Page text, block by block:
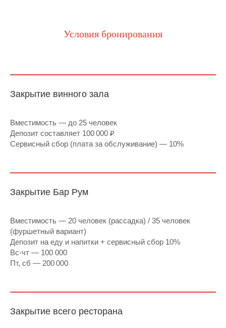
Условия бронирования
Закрытие винного зала
Вместимость — до 25 человек
Депозит составляет 100 000 ₽
Сервисный сбор (плата за обслуживание) — 10%
Закрытие Бар Рум
Вместимость — 20 человек (рассадка) / 35 человек
(фуршетный вариант)
Депозит на еду и напитки + сервисный сбор 10%
Вс-чт — 100 000
Пт, сб — 200 000
Закрытие всего ресторана